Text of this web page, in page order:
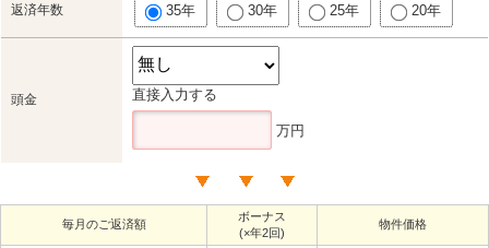
返済年数 35年 30年 25年 20年
頭金 直接入力する
万円
毎月のご返済額
ボーナス
(×年2回)
物件価格